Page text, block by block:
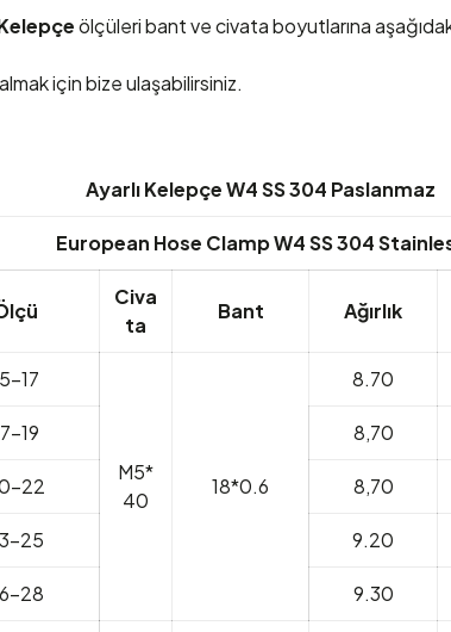
ölçüleri bant ve civata boyutlarına
için bize ulaşabilirsiniz.
Ayarlı Kelepçe W4 SS 304 Paslanmaz
European Hose Clamp W4 SS 304
Civa
ta
Bant Ağırlık
17
M5*
40
18*0.6
8.70
19 8,70
22 8,70
25 9.20
28 9.30